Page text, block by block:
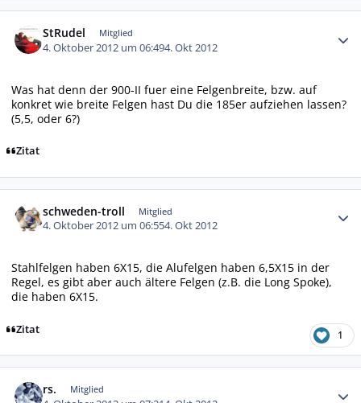
StRudel Mitglied
4. Oktober 2012 um 06:494. Okt 2012
Was hat denn der 900-II fuer eine Felgenbreite, bzw. auf
konkret wie breite Felgen hast Du die 185er aufziehen lassen?
(5,5, oder 6?)
Zitat
schweden-troll Mitglied
4. Oktober 2012 um 06:554. Okt 2012
Stahlfelgen haben 6X15, die Alufelgen haben 6,5X15 in der
Regel, es gibt aber auch ältere Felgen (z.B. die Long Spoke),
die haben 6X15.
Zitat 1
rs. Mitglied